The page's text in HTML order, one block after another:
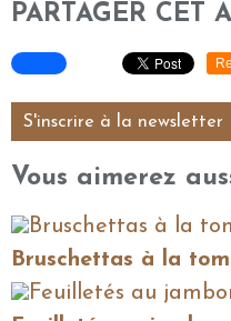
PARTAGER CET
S'inscrire à la newsletter
Vous aimerez
Bruschettas à la